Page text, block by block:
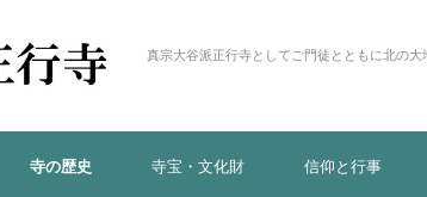
真宗大谷派正行寺としてご門徒とともに北の
寺の歴史 寺宝・文化財 信仰と行事